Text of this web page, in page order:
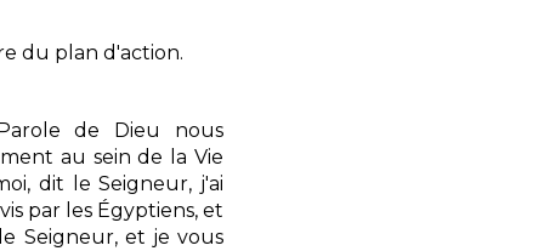
du plan d'action.
de Dieu nous
au sein de la Vie
dit le Seigneur, j'ai
par les Égyptiens, et
Seigneur, et je vous